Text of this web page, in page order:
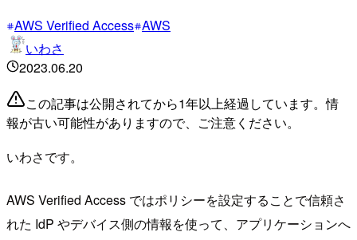
AWS Verified Access AWS
いわさ
2023.06.20
この記事は公開されてから1年以上経過しています。情
報が古い可能性がありますので、ご注意ください。
いわさです。
AWS Verified Access ではポリシーを設定することで信頼さ
れた IdP やデバイス側の情報を使って、アプリケーションへ